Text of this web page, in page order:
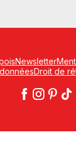
Newsletter
Droit de